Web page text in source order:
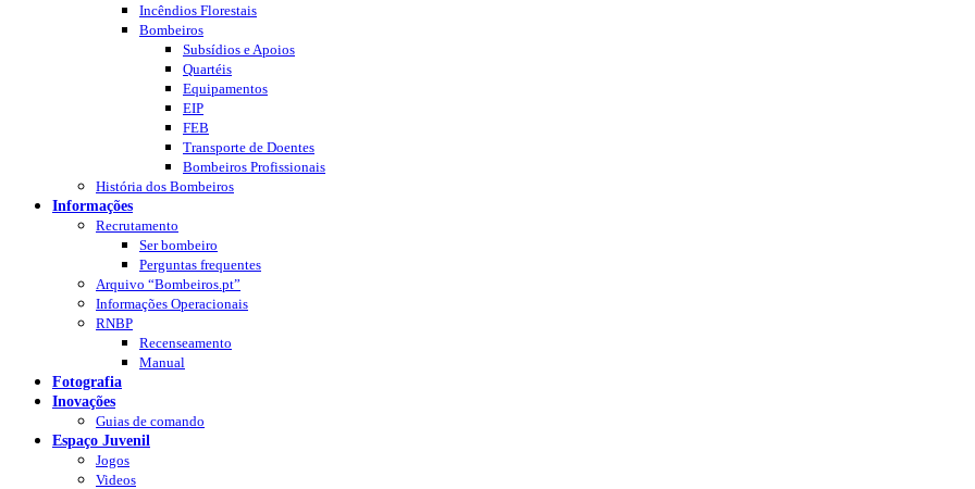
Incêndios Florestais
Bombeiros
Subsídios e Apoios
Quartéis
Equipamentos
EIP
FEB
Transporte de Doentes
Bombeiros Profissionais
História dos Bombeiros
Informações
Recrutamento
Ser bombeiro
Perguntas frequentes
Arquivo “Bombeiros.pt”
Informações Operacionais
RNBP
Recenseamento
Manual
Fotografia
Inovações
Guias de comando
Espaço Juvenil
Jogos
Videos